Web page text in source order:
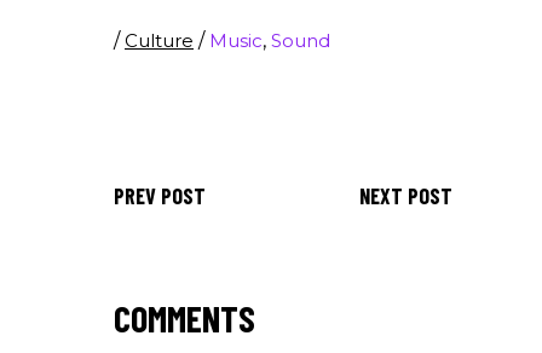
/Culture / Music, Sound
PREV POST NEXT POST
COMMENTS